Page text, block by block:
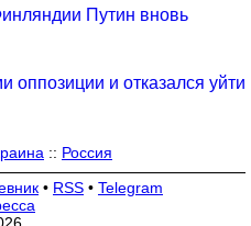
Путин вновь
оппозиции и отказался уйти
:: Россия
• RSS • Telegram